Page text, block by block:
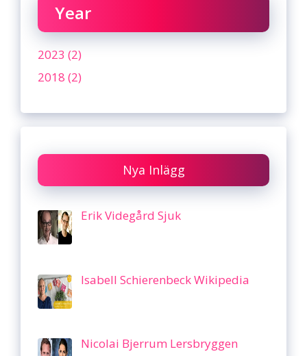
Year
2023 (2)
2018 (2)
Nya Inlägg
Erik Videgård Sjuk
Isabell Schierenbeck Wikipedia
Nicolai Bjerrum Lersbryggen